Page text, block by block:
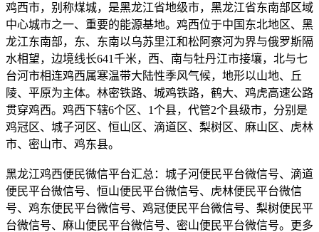
鸡西市，别称煤城，是黑龙江省地级市，黑龙江省东南部区域
中心城市之一、重要的能源基地。鸡西位于中国东北地区、黑
龙江东南部，东、东南以乌苏里江和松阿察河为界与俄罗斯隔
水相望，边境线长641千米，西、南与牡丹江市接壤，北与七
台河市相连鸡西属寒温带大陆性季风气候，地形以山地、丘
陵、平原为主体。林密铁路、城鸡铁路，鹤大、鸡虎高速公路
贯穿鸡西。鸡西下辖6个区、1个县，代管2个县级市，分别是
鸡冠区、城子河区、恒山区、滴道区、梨树区、麻山区、虎林
市、密山市、鸡东县。
黑龙江鸡西便民微信平台汇总：城子河便民平台微信号、滴道
便民平台微信号、恒山便民平台微信号、虎林便民平台微信
号、鸡东便民平台微信号、鸡冠便民平台微信号、梨树便民平
台微信号、麻山便民平台微信号、密山便民平台微信号。更多